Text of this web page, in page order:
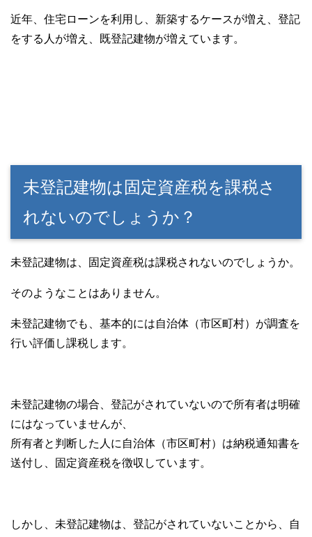
近年、住宅ローンを利用し、新築するケースが増え、登記
をする人が増え、既登記建物が増えています。
未登記建物は固定資産税を課税さ
れないのでしょうか？
未登記建物は、固定資産税は課税されないのでしょうか。
そのようなことはありません。
未登記建物でも、基本的には自治体（市区町村）が調査を
行い評価し課税します。
未登記建物の場合、登記がされていないので所有者は明確
にはなっていませんが、
所有者と判断した人に自治体（市区町村）は納税通知書を
送付し、固定資産税を徴収しています。
しかし、未登記建物は、登記がされていないことから、自